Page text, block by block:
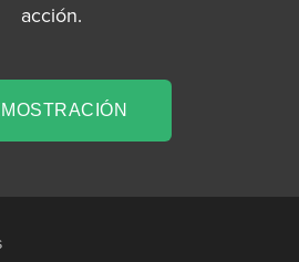
acción.